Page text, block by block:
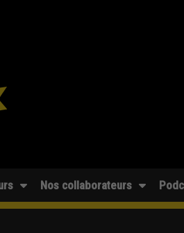
Nos collaborateurs